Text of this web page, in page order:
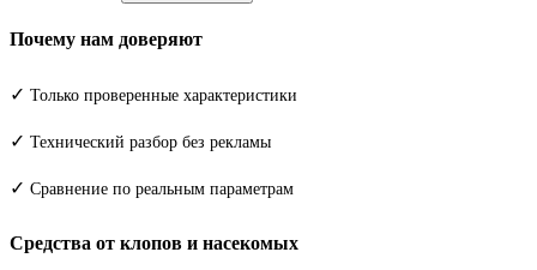
Почему нам доверяют
✓ Только проверенные характеристики
✓ Технический разбор без рекламы
✓ Сравнение по реальным параметрам
Средства от клопов и насекомых